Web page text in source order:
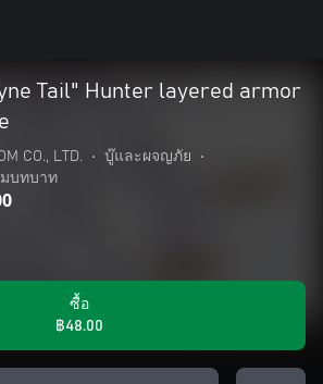
Tail" Hunter layered armor
CO., LTD. • บู๊และผจญภัย
•
มบทบาท
ซื้อ
฿48.00